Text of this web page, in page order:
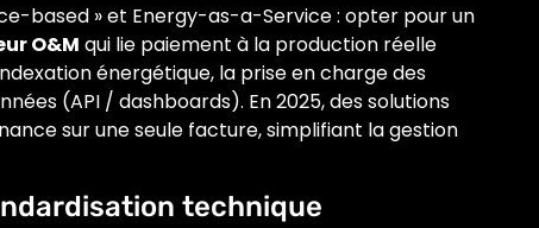
based » et Energy-as-a-Service : opter pour un
O&M qui lie paiement à la production réelle
énergétique, la prise en charge des
(API / dashboards). En 2025, des solutions
sur une seule facture, simplifiant la gestion
technique